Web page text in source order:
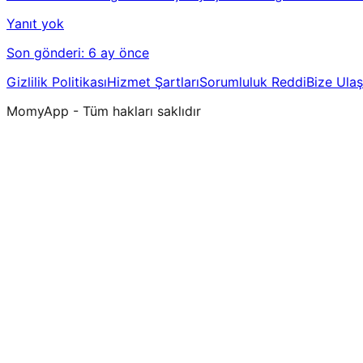
Yanıt yok
Son gönderi: 6 ay önce
Gizlilik PolitikasıHizmet ŞartlarıSorumluluk ReddiBize
MomyApp - Tüm hakları saklıdır